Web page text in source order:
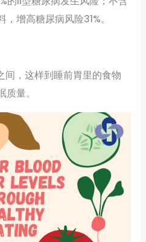
增高糖尿病风险31%。
间，这样到睡前胃里的食物
量。